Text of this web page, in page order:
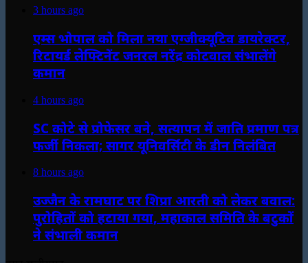
3 hours ago
एम्स भोपाल को मिला नया एग्जीक्यूटिव डायरेक्टर,
रिटायर्ड लेफ्टिनेंट जनरल नरेंद्र कोटवाल संभालेंगे
कमान
4 hours ago
SC कोटे से प्रोफेसर बने, सत्यापन में जाति प्रमाण पत्र
फर्जी निकला; सागर यूनिवर्सिटी के डीन निलंबित
8 hours ago
उज्जैन के रामघाट पर शिप्रा आरती को लेकर बवाल:
पुरोहितों को हटाया गया, महाकाल समिति के बटुकों
ने संभाली कमान